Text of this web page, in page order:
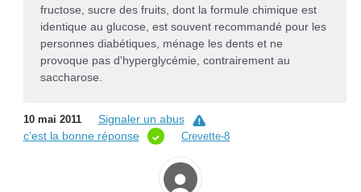
fructose, sucre des fruits, dont la formule chimique est
identique au glucose, est souvent recommandé pour les
personnes diabétiques, ménage les dents et ne
provoque pas d'hyperglycémie, contrairement au
saccharose.
10 mai 2011
Signaler un abus
c’est la bonne réponse
Crevette-8